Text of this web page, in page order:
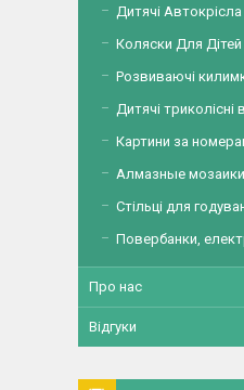
Дитячі Автокрісла
Коляски Для Дітей
Розвиваючі
Дитячі триколісні
Картини за
Алмазные мозаики
Стільці для
Повербанки,
Про нас
Відгуки